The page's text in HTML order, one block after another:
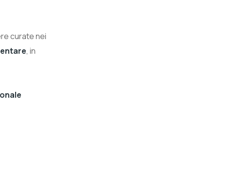
curate nei
, in